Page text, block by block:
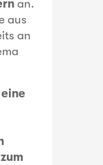
an.
aus
an